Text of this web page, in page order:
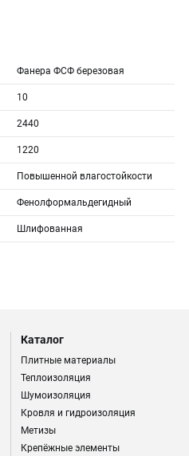
Фанера ФСФ березовая
10
2440
1220
Повышенной влагостойкости
Фенолформальдегидный
Шлифованная
Каталог
Плитные материалы
Теплоизоляция
Шумоизоляция
Кровля и гидроизоляция
Метизы
Крепёжные элементы